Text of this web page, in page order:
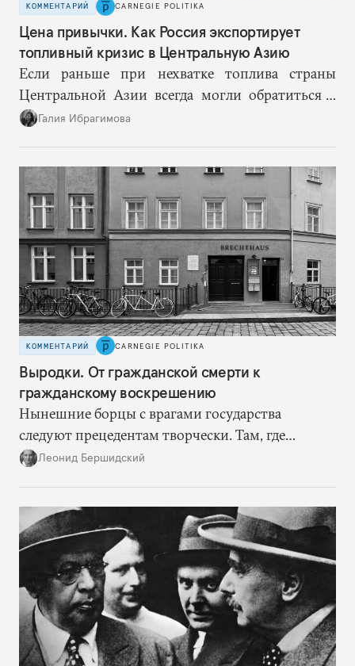
КОММЕНТАРИЙ CARNEGIE POLITIKA
Цена привычки. Как Россия экспортирует
топливный кризис в Центральную Азию
Если раньше при нехватке топлива страны
Центральной Азии всегда могли обратиться к
Москве за дополнительными объемами, то
Галия Ибрагимова
КОММЕНТАРИЙ CARNEGIE POLITIKA
Выродки. От гражданской смерти к
гражданскому воскрешению
Нынешние борцы с врагами государства
следуют прецедентам творчески. Там, где
нацисты торопились в революционном угаре,
сериям ограничений и перекрывая вскрывшиеся
в процессе лазейки.
Леонид Бершидский